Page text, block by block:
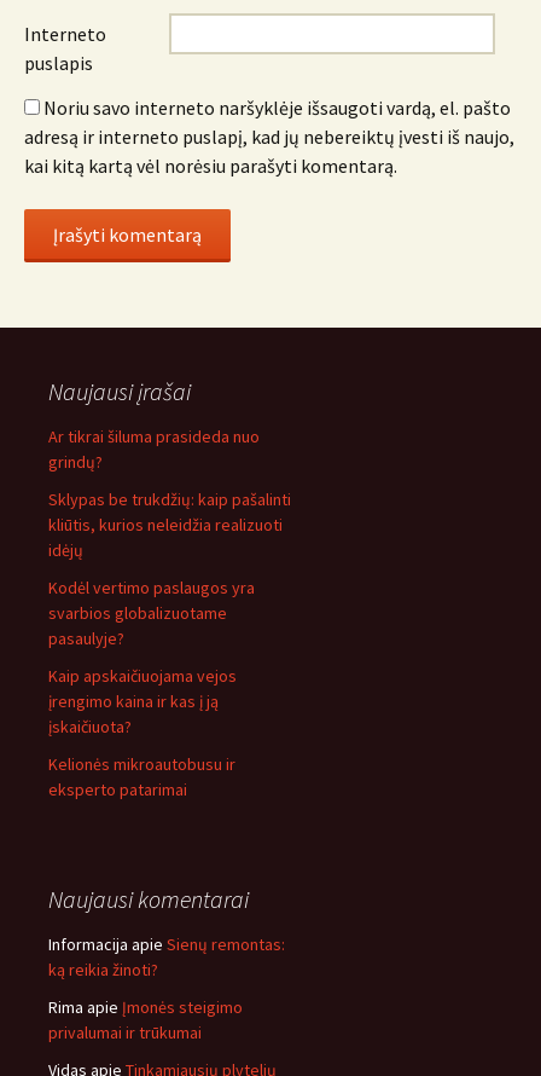
Interneto
puslapis
Noriu savo interneto naršyklėje išsaugoti vardą, el. pašto
adresą ir interneto puslapį, kad jų nebereiktų įvesti iš naujo,
kai kitą kartą vėl norėsiu parašyti komentarą.
Naujausi įrašai
Ar tikrai šiluma prasideda nuo
grindų?
Sklypas be trukdžių: kaip pašalinti
kliūtis, kurios neleidžia realizuoti
idėjų
Kodėl vertimo paslaugos yra
svarbios globalizuotame
pasaulyje?
Kaip apskaičiuojama vejos
įrengimo kaina ir kas į ją
įskaičiuota?
Kelionės mikroautobusu ir
eksperto patarimai
Naujausi komentarai
Informacija apie Sienų remontas:
ką reikia žinoti?
Rima apie Įmonės steigimo
privalumai ir trūkumai
Vidas apie Tinkamiausių plytelių